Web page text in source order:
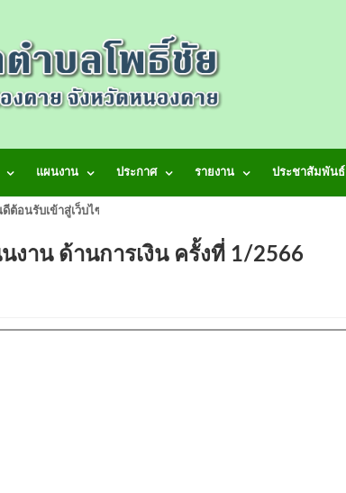
แผนงาน ประกาศ รายงาน ประชาสัมพันธ์
ต้อนรับเข้าสู่เว็บไซต์ เทศบาลตำบลโพธิ์ชัย
นงาน ด้านการเงิน ครั้งที่ 1/2566